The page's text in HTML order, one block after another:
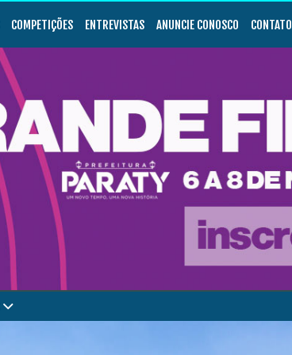
COMPETIÇÕES ENTREVISTAS ANUNCIE CONOSCO CONTATO